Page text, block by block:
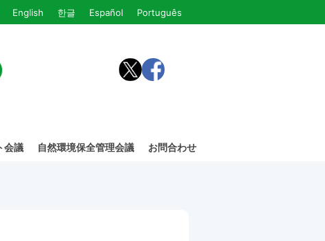
English 한글 Español Português
会議 自然環境保全管理会議 お問合わせ